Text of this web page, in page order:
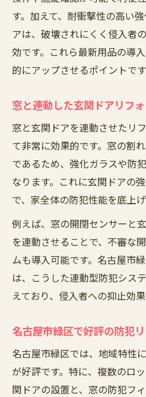
す。加えて、耐衝撃性の高い
アは、破壊されにくく侵入者
効です。これら最新用品の導
的にアップさせるポイントです
窓と連動した玄関ドアリフ
窓と玄関ドアを連動させたリ
て非常に効果的です。窓の割
であるため、強化ガラスや防
なります。これに玄関ドアの
で、家全体の防犯性能を底上げ
例えば、窓の開閉センサーと
を連動させることで、不審な
ムも導入可能です。名古屋市
は、こうした連動型防犯シス
えており、侵入者への抑止効
名古屋市緑区で好評の防犯
名古屋市緑区では、地域特性
が好評です。特に、複数のロ
関ドアの設置と、窓の防犯フ